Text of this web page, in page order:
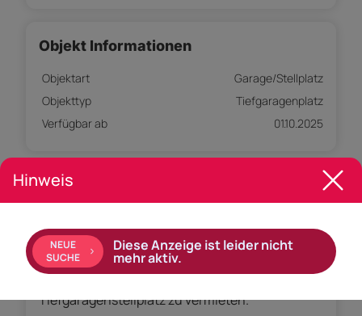
Objekt Informationen
Objektart
Garage/Stellplatz
Objekttyp
Tiefgaragenplatz
Verfügbar ab
01.10.2025
Empfohlene Services unserer Partner
Objekt Beschreibung
Tiefgaragenstellplatz zu vermieten.
Hinweis
NEUE
SUCHE
Diese Anzeige ist leider nicht
mehr aktiv.